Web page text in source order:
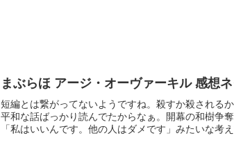
まぶらほ アージ・オーヴァーキル 感想
短編とは繋がってないようですね。殺すか殺される
平和な話ばっかり読んでたからなぁ。開幕の和樹争
「私はいいんです。他の人はダメです」みたいな考